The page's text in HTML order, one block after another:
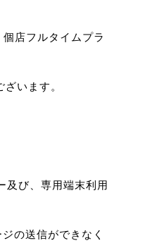
店フルタイムプラ
います。
及び、専用端末利用
の送信ができなく